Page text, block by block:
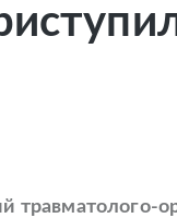
травматолого-